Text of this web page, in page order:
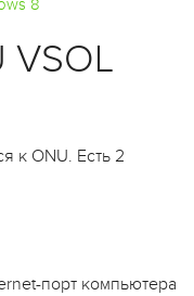
8
VSOL
к ONU. Есть 2
порт компьютера